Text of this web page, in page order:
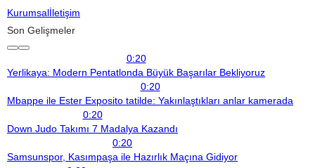
Kurumsalİletişim
Son Gelişmeler
0:20
Yerlikaya: Modern Pentatlonda Büyük Başarılar Bekliyoruz
0:20
Mbappe ile Ester Exposito tatilde: Yakınlaştıkları anlar kamerada
0:20
Down Judo Takımı 7 Madalya Kazandı
0:20
Samsunspor, Kasımpaşa ile Hazırlık Maçına Gidiyor